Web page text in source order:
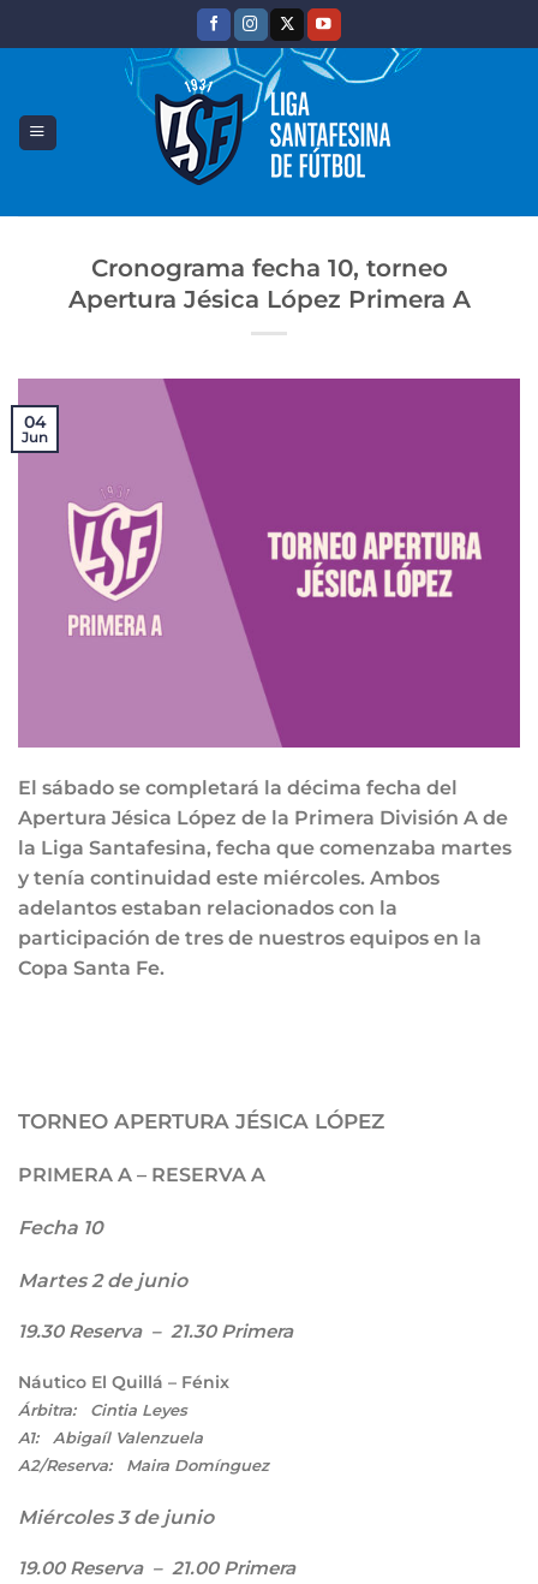
Cronograma fecha 10, torneo
Apertura Jésica López Primera A
04
Jun
El sábado se completará la décima fecha del
Apertura Jésica López de la Primera División A de
la Liga Santafesina, fecha que comenzaba martes
y tenía continuidad este miércoles. Ambos
adelantos estaban relacionados con la
participación de tres de nuestros equipos en la
Copa Santa Fe.
TORNEO APERTURA JÉSICA LÓPEZ
PRIMERA A – RESERVA A
Fecha 10
Martes 2 de junio
19.30 Reserva – 21.30 Primera
Náutico El Quillá – Fénix
Árbitra: Cintia Leyes
A1: Abigaíl Valenzuela
A2/Reserva: Maira Domínguez
Miércoles 3 de junio
19.00 Reserva – 21.00 Primera